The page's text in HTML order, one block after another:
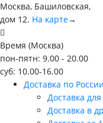
Москва, Башиловская,
дом 12. На карте→
Время (Москва)
пон-пятн: 9.00 - 20.00
суб: 10.00-16.00
Доставка по России
Доставка
Доставка в